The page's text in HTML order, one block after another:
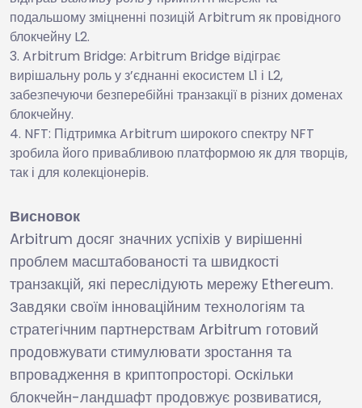
подальшому зміцненні позицій Arbitrum як провідного
блокчейну L2.
Arbitrum Bridge: Arbitrum Bridge відіграє
вирішальну роль у з’єднанні екосистем L1 і L2,
забезпечуючи безперебійні транзакції в різних доменах
блокчейну.
NFT: Підтримка Arbitrum широкого спектру NFT
зробила його привабливою платформою як для творців,
так і для колекціонерів.
Висновок
Arbitrum досяг значних успіхів у вирішенні
проблем масштабованості та швидкості
транзакцій, які переслідують мережу Ethereum.
Завдяки своїм інноваційним технологіям та
стратегічним партнерствам Arbitrum готовий
продовжувати стимулювати зростання та
впровадження в криптопросторі. Оскільки
блокчейн-ландшафт продовжує розвиватися,